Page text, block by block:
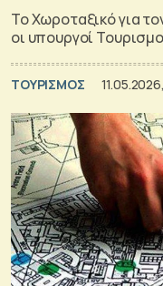
Το Χωροταξικό για
οι υπουργοί
ΤΟΥΡΙΣΜΟΣ